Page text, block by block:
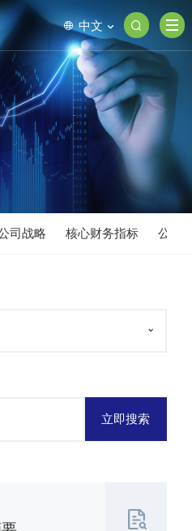
中文
司战略 核心财务指标 公司
立即搜索